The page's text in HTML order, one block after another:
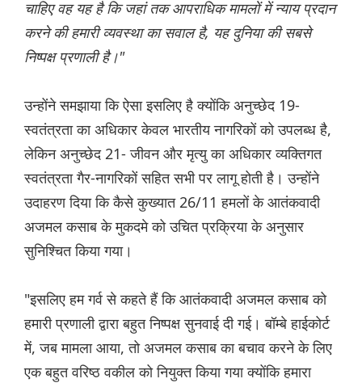
चाहिए वह यह है कि जहां तक ​​आपराधिक मामलों में न्याय प्रदान
करने की हमारी व्यवस्था का सवाल है, यह दुनिया की सबसे
निष्पक्ष प्रणाली है।"
उन्होंने समझाया कि ऐसा इसलिए है क्योंकि अनुच्छेद 19-
स्वतंत्रता का अधिकार केवल भारतीय नागरिकों को उपलब्ध है,
लेकिन अनुच्छेद 21- जीवन और मृत्यु का अधिकार व्यक्तिगत
स्वतंत्रता गैर-नागरिकों सहित सभी पर लागू होती है। उन्होंने
उदाहरण दिया कि कैसे कुख्यात 26/11 हमलों के आतंकवादी
अजमल कसाब के मुकदमे को उचित प्रक्रिया के अनुसार
सुनिश्चित किया गया।
"इसलिए हम गर्व से कहते हैं कि आतंकवादी अजमल कसाब को
हमारी प्रणाली द्वारा बहुत निष्पक्ष सुनवाई दी गई। बॉम्बे हाईकोर्ट
में, जब मामला आया, तो अजमल कसाब का बचाव करने के लिए
एक बहुत वरिष्ठ वकील को नियुक्त किया गया क्योंकि हमारा